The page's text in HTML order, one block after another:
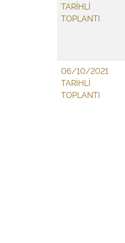
TARİHLİ
TOPLANTI
06/10/2021
TARİHLİ
TOPLANTI